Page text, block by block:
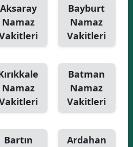
Aksaray
Namaz
Bayburt
Namaz
Vakitleri
Namaz
Batman
Namaz
Vakitleri
Bartın
Ardahan